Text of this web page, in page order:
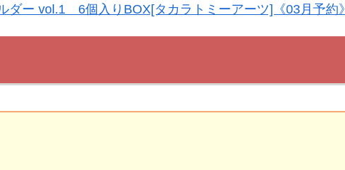
ダー vol.1 6個入りBOX[タカラトミーアーツ]《03月予約》